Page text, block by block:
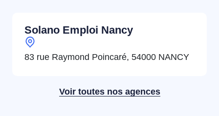
Solano Emploi Nancy
83 rue Raymond Poincaré, 54000 NANCY
Voir toutes nos agences